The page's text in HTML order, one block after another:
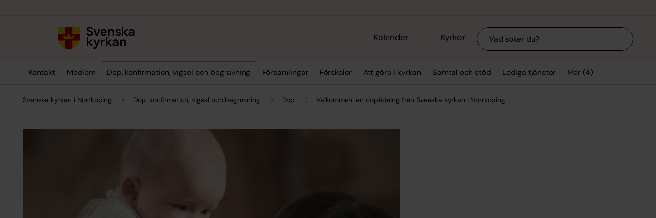
Kalender Kyrkor Sök
Kontakt Medlem Dop, konfirmation, vigsel och begravning Församlingar Förskolor Att göra i kyrkan Samtal och stöd Lediga tjänster Mer (4)
Svenska kyrkan i Norrköping Dop, konfirmation, vigsel och begravning Dop Välkommen: en doptidning från Svenska kyrkan i Norrköping